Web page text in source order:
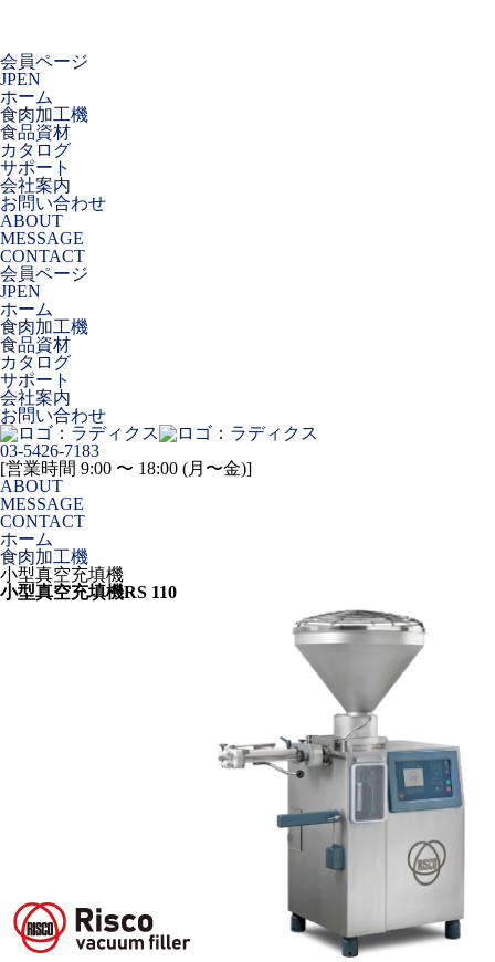
会員ページ
JPEN
ホーム
食肉加工機
食品資材
カタログ
サポート
会社案内
お問い合わせ
ABOUT
MESSAGE
CONTACT
会員ページ
JPEN
ホーム
食肉加工機
食品資材
カタログ
サポート
会社案内
お問い合わせ
03-5426-7183
[営業時間 9:00 〜 18:00 (月〜金)]
ABOUT
MESSAGE
CONTACT
ホーム
食肉加工機
小型真空充填機
小型真空充填機RS 110